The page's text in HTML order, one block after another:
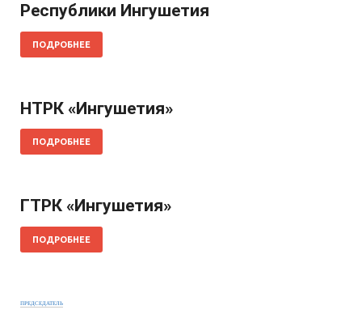
Республики Ингушетия
ПОДРОБНЕЕ
НТРК «Ингушетия»
ПОДРОБНЕЕ
ГТРК «Ингушетия»
ПОДРОБНЕЕ
ПРЕДСЕДАТЕЛЬ